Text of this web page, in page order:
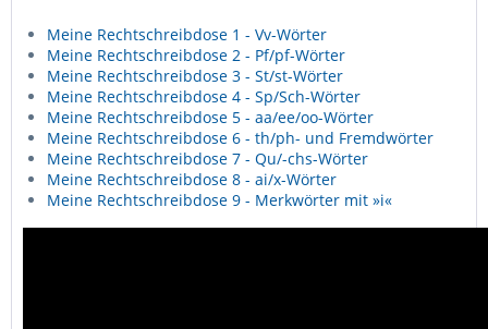
Meine Rechtschreibdose 1 - Vv-Wörter
Meine Rechtschreibdose 2 - Pf/pf-Wörter
Meine Rechtschreibdose 3 - St/st-Wörter
Meine Rechtschreibdose 4 - Sp/Sch-Wörter
Meine Rechtschreibdose 5 - aa/ee/oo-Wörter
Meine Rechtschreibdose 6 - th/ph- und Fremdwörter
Meine Rechtschreibdose 7 - Qu/-chs-Wörter
Meine Rechtschreibdose 8 - ai/x-Wörter
Meine Rechtschreibdose 9 - Merkwörter mit »i«